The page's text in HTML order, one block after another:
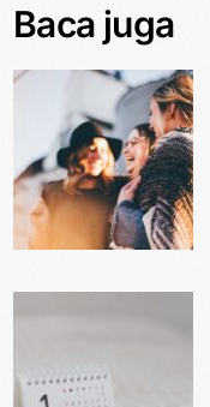
Baca juga